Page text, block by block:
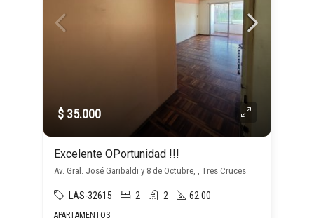
$ 35.000
Excelente OPortunidad !!!
Av. Gral. José Garibaldi y 8 de Octubre, , Tres Cruces
LAS-32615 2 2 62.00
APARTAMENTOS